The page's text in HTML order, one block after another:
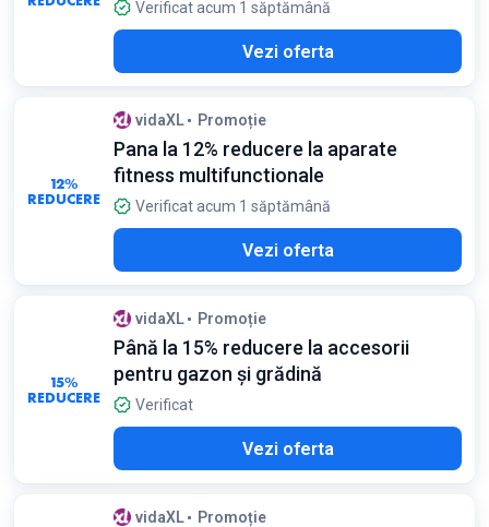
Verificat acum 1 săptămână
Vezi oferta
12%
REDUCERE
vidaXL Promoție
Pana la 12% reducere la aparate
fitness multifunctionale
Verificat acum 1 săptămână
Vezi oferta
15%
REDUCERE
vidaXL Promoție
Până la 15% reducere la accesorii
pentru gazon și grădină
Verificat
Vezi oferta
vidaXL Promoție